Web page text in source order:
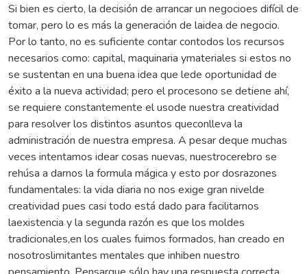
Si bien es cierto, la decisión de arrancar un negocioes difícil de
tomar, pero lo es más la generación de laidea de negocio.
Por lo tanto, no es suficiente contar contodos los recursos
necesarios como: capital, maquinaria ymateriales si estos no
se sustentan en una buena idea que lede oportunidad de
éxito a la nueva actividad; pero el procesono se detiene ahí,
se requiere constantemente el usode nuestra creatividad
para resolver los distintos asuntos queconlleva la
administración de nuestra empresa. A pesar deque muchas
veces intentamos idear cosas nuevas, nuestrocerebro se
rehúsa a darnos la formula mágica y esto por dosrazones
fundamentales: la vida diaria no nos exige gran nivelde
creatividad pues casi todo está dado para facilitarnos
laexistencia y la segunda razón es que los moldes
tradicionales,en los cuales fuimos formados, han creado en
nosotroslimitantes mentales que inhiben nuestro